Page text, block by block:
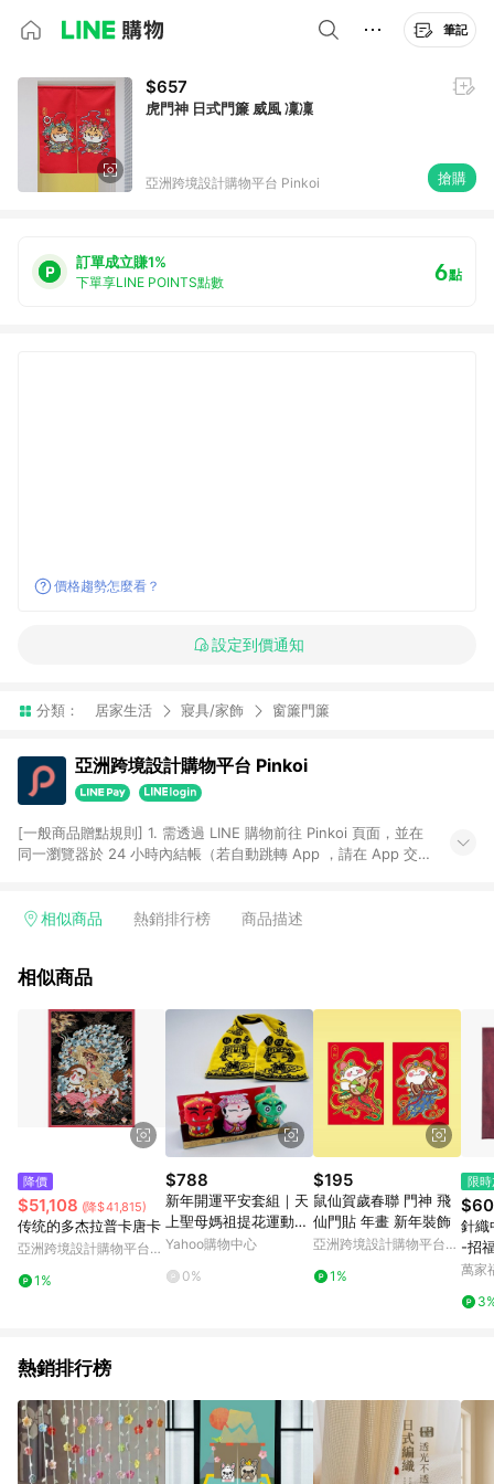
筆記
$657
虎門神 日式門簾 威風 凜凜
亞洲跨境設計購物平台 Pinkoi 搶購
訂單成立賺1%
下單享LINE POINTS點數 6點
價格趨勢怎麼看？
設定到價通知
分類： 居家生活 寢具/家飾 窗簾門簾
亞洲跨境設計購物平台 Pinkoi
[一般商品贈點規則] 1. 需透過 LINE 購物前往 Pinkoi 頁面，並在
同一瀏覽器於 24 小時內結帳（若自動跳轉 App ，請在 App 交
回饋訂單不得享有 Pinkoi 站方優惠，例如首購優惠，P coins，
行為，不具贈點資格，部分退款不在此限。 6. APP 請更新至
貨後 45 天後發送。 8. 群眾募資商品，禮物卡，開館保證金，補
運費，攤位費等不具贈點資格。 9. LINE 購物站上之商品規格、
顏色、價位、贈品如與 Pinkoi 商品資訊頁及購物車不符，以
Pinkoi 購物商品資訊頁及購物車標示為準。 10. 點數紅包使用規
則請以點數紅包活動說明為準。 11. 若於 LINE 購物前往 Pinkoi
頁面後才首次下載 Pinkoi APP 並完成訂單，不符合導購資格；承
上，首次下載 Pinkoi APP 後，需透過 LINE 購物前往 Pinkoi 頁
相似商品 熱銷排行榜 商品描述
相似商品
降價
$51,108 (降$41,815)
传统的多杰拉普卡唐卡
亞洲跨境設計購物平台
1%
$788
新年開運平安套組｜天
上聖母媽祖提花運動毛
巾＋造型毛巾3入｜台
Yahoo購物中心
0%
$195
鼠仙賀歲春聯 門神 飛
仙門貼 年畫 新年裝飾
亞洲跨境設計購物平台
1%
限
針
-招
萬家
熱銷排行榜